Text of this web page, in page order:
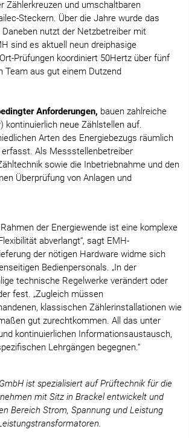
Zählerkreuzen und umschaltbaren
Steckern. Über die Jahre wurde das
nutzt der Netzbetreiber mit
sind es aktuell neun dreiphasige
Prüfungen koordiniert 50Hertz über fünf
Team aus gut einem Dutzend
Anforderungen, bauen zahlreiche
kontinuierlich neue Zählstellen auf.
Arten des Energiebezugs räumlich
Als Messstellenbetreiber
sowie die Inbetriebnahme und den
Überprüfung von Anlagen und
der Energiewende ist eine komplexe
abverlangt“, sagt EMH-
der nötigen Hardware widme sich
Bedienpersonals. „In der
technische Regelwerke verändert oder
fest. „Zugleich müssen
klassischen Zählerinstallationen wie
gut zurechtkommen. All das unter
kontinuierlichen Informationsaustausch,
Lehrgängen begegnen.“
ist spezialisiert auf Prüftechnik für die
mit Sitz in Brackel entwickelt und
Bereich Strom, Spannung und Leistung